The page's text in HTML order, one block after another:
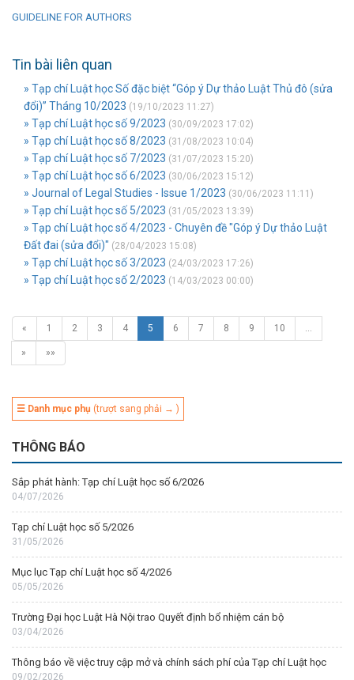
GUIDELINE FOR AUTHORS
Tin bài liên quan
» Tạp chí Luật học Số đặc biệt “Góp ý Dự thảo Luật Thủ đô (sửa
đổi)” Tháng 10/2023 (19/10/2023 11:27)
» Tạp chí Luật học số 9/2023 (30/09/2023 17:02)
» Tạp chí Luật học số 8/2023 (31/08/2023 10:04)
» Tạp chí Luật học số 7/2023 (31/07/2023 15:20)
» Tạp chí Luật học số 6/2023 (30/06/2023 15:12)
» Journal of Legal Studies - Issue 1/2023 (30/06/2023 11:11)
» Tạp chí Luật học số 5/2023 (31/05/2023 13:39)
» Tạp chí Luật học số 4/2023 - Chuyên đề "Góp ý Dự thảo Luật
Đất đai (sửa đổi)" (28/04/2023 15:08)
» Tạp chí Luật học số 3/2023 (24/03/2023 17:26)
» Tạp chí Luật học số 2/2023 (14/03/2023 00:00)
« 1 2 3 4 5 6 7 8 9 10 …
» »»
☰ Danh mục phụ (trượt sang phải → )
THÔNG BÁO
Sắp phát hành: Tạp chí Luật học số 6/2026
04/07/2026
Tạp chí Luật học số 5/2026
31/05/2026
Mục lục Tạp chí Luật học số 4/2026
05/05/2026
Trường Đại học Luật Hà Nội trao Quyết định bổ nhiệm cán bộ
03/04/2026
Thông báo về việc truy cập mở và chính sách phí của Tạp chí Luật học
09/02/2026